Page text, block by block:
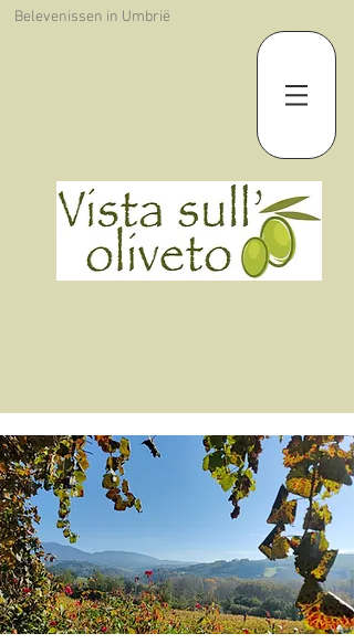
Belevenissen in Umbrië